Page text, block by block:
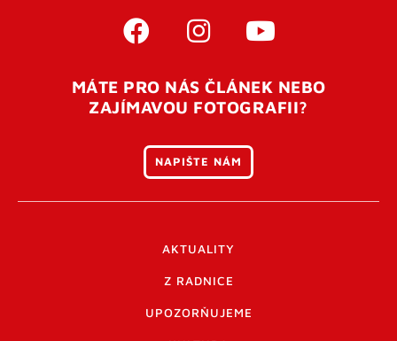
MÁTE PRO NÁS ČLÁNEK NEBO
ZAJÍMAVOU FOTOGRAFII?
NAPIŠTE NÁM
AKTUALITY
Z RADNICE
UPOZORŇUJEME